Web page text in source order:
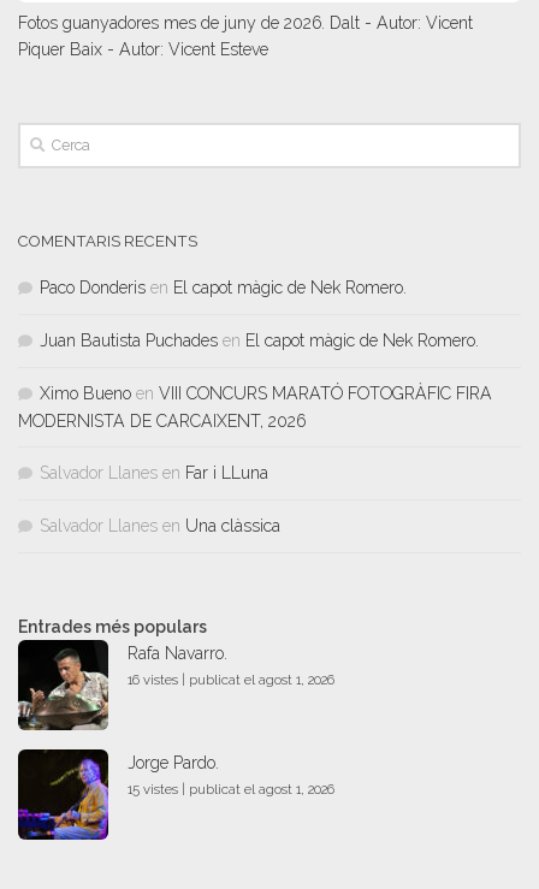
Fotos guanyadores mes de juny de 2026. Dalt - Autor: Vicent
Piquer Baix - Autor: Vicent Esteve
COMENTARIS RECENTS
Paco Donderis en El capot màgic de Nek Romero.
Juan Bautista Puchades en El capot màgic de Nek Romero.
Ximo Bueno en VIII CONCURS MARATÓ FOTOGRÀFIC FIRA
MODERNISTA DE CARCAIXENT, 2026
Salvador Llanes en Far i LLuna
Salvador Llanes en Una clàssica
Entrades més populars
Rafa Navarro.
16 vistes | publicat el agost 1, 2026
Jorge Pardo.
15 vistes | publicat el agost 1, 2026